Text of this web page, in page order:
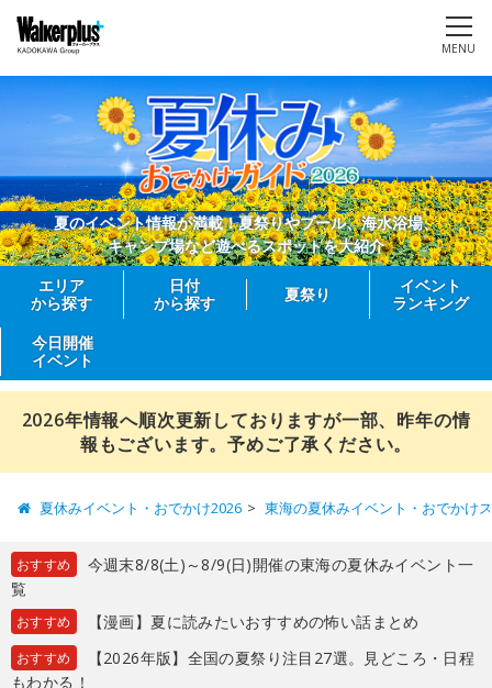
MENU
夏のイベント情報が満載！夏祭りやプール、海水浴場、
キャンプ場など遊べるスポットを大紹介
エリア
から探す
日付
から探す
夏祭り
イベント
ランキング
今日開催
イベント
2026年情報へ順次更新しておりますが一部、昨年の情
報もございます。予めご了承ください。
夏休みイベント・おでかけ2026 東海の夏休みイベント・おでかけ
おすすめ
今週末8/8(土)～8/9(日)開催の東海の夏休みイベント一
覧
おすすめ 【漫画】夏に読みたいおすすめの怖い話まとめ
おすすめ
【2026年版】全国の夏祭り注目27選。見どころ・日程
もわかる！